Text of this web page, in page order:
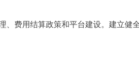
费用结算政策和平台建设。建立健